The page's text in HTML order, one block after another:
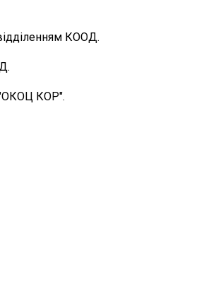
КООД.
"ОКОЦ КОР".